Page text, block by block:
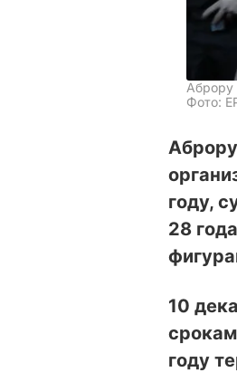
Аброру
Фото:
году,
28
10
году